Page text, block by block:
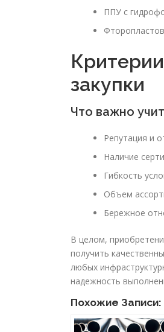
ППУ с
закупки
Что важно
Репутация и
Наличие
Гибкость
Объем
Бережное
В целом,
получить
любых
надежность
Похожие Записи: